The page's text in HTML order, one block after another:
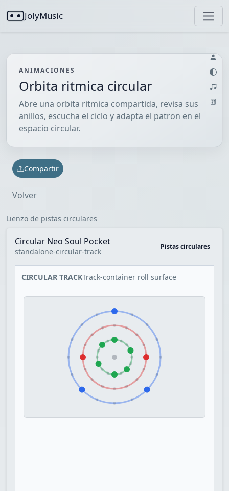
JolyMusic
ANIMACIONES
Orbita ritmica circular
Abre una orbita ritmica compartida, revisa sus
anillos, escucha el ciclo y adapta el patron en el
espacio circular.
Compartir
Volver
Lienzo de pistas circulares
Circular Neo Soul Pocket
standalone-circular-track
Pistas circulares
CIRCULAR TRACKTrack-container roll surface